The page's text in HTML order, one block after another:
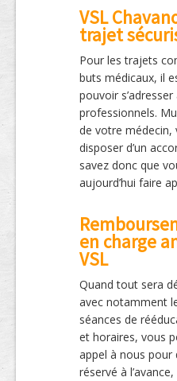
VSL
trajet
Pour les trajets
buts médicaux, il
pouvoir s’adresser
professionnels.
de votre médecin,
disposer d’un
savez donc que
aujourd’hui faire
en charge
VSL
Quand tout sera
avec notamment
séances de
et horaires, vous
appel à nous
réservé à